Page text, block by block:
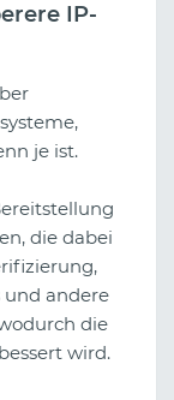
IP-
je ist.
die dabei
andere
die
wird.